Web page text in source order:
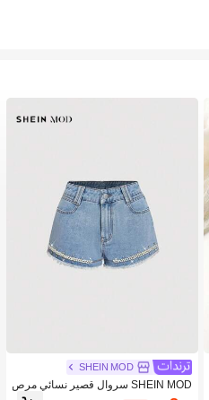
SHEIN MOD
SHEIN MOD سروال قصير نسائي مرص
ع بالراين والخرز الزجاجي وباللون الجينز